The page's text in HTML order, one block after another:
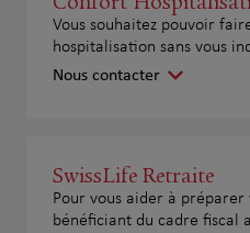
Vous souhaitez pouvoir
hospitalisation sans vous
Nous contacter
SwissLife Retraite
Pour vous aider à
bénéficiant du cadre fiscal